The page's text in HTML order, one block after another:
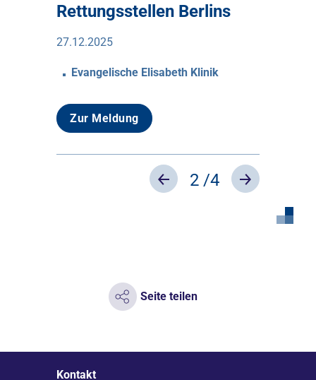
Rettungsstellen Berlins
27.12.2025
Evangelische Elisabeth Klinik
Zur Meldung
Previous
2 /4 Next
Seite teilen
Kontakt